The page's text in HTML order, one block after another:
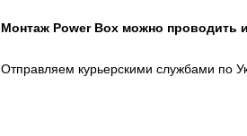
Монтаж Power Box можно проводить
Отправляем курьерскими службами по